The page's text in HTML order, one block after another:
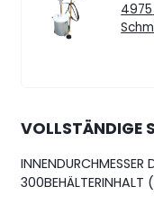
4975
VOLLSTÄNDIGE
300